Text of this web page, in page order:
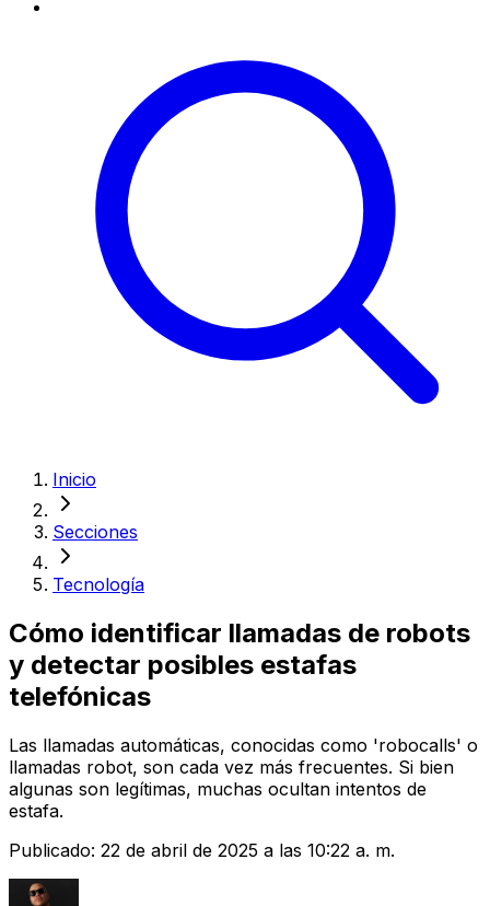
Inicio
Secciones
Tecnología
Cómo identificar llamadas de robots
y detectar posibles estafas
telefónicas
Las llamadas automáticas, conocidas como 'robocalls' o
llamadas robot, son cada vez más frecuentes. Si bien
algunas son legítimas, muchas ocultan intentos de
estafa.
Publicado: 22 de abril de 2025 a las 10:22 a. m.